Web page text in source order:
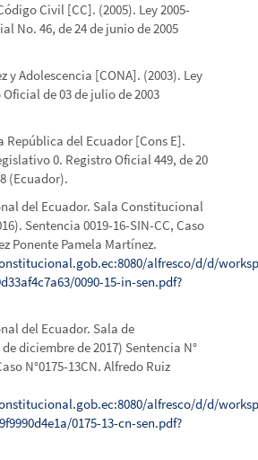
Civil [CC]. (2005). Ley 2005-
No. 46, de 24 de junio de 2005
y Adolescencia [CONA]. (2003). Ley
Oficial de 03 de julio de 2003
República del Ecuador [Cons E].
0. Registro Oficial 449, de 20
(Ecuador).
del Ecuador. Sala Constitucional
Sentencia 0019-16-SIN-CC, Caso
Ponente Pamela Martínez.
alfresco/d/d/
0090-15-in-sen.pdf?
del Ecuador. Sala de
diciembre de 2017) Sentencia N°
N°0175-13CN. Alfredo Ruiz
alfresco/d/d/
0175-13-cn-sen.pdf?